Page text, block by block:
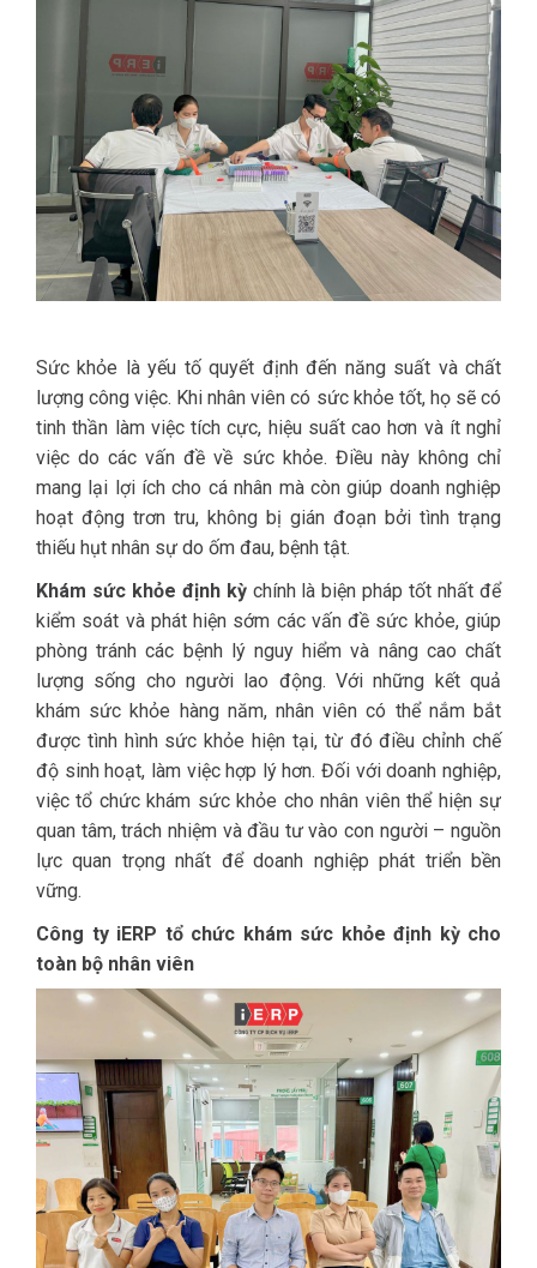
Sức khỏe là yếu tố quyết định đến năng suất và chất
lượng công việc. Khi nhân viên có sức khỏe tốt, họ sẽ có
tinh thần làm việc tích cực, hiệu suất cao hơn và ít nghỉ
việc do các vấn đề về sức khỏe. Điều này không chỉ
mang lại lợi ích cho cá nhân mà còn giúp doanh nghiệp
hoạt động trơn tru, không bị gián đoạn bởi tình trạng
thiếu hụt nhân sự do ốm đau, bệnh tật.
Khám sức khỏe định kỳchính là biện pháp tốt nhất để
kiểm soát và phát hiện sớm các vấn đề sức khỏe, giúp
phòng tránh các bệnh lý nguy hiểm và nâng cao chất
lượng sống cho người lao động. Với những kết quả
khám sức khỏe hàng năm, nhân viên có thể nắm bắt
được tình hình sức khỏe hiện tại, từ đó điều chỉnh chế
độ sinh hoạt, làm việc hợp lý hơn. Đối với doanh nghiệp,
việc tổ chức khám sức khỏe cho nhân viên thể hiện sự
quan tâm, trách nhiệm và đầu tư vào con người – nguồn
lực quan trọng nhất để doanh nghiệp phát triển bền
vững.
Công ty iERP tổ chức khám sức khỏe định kỳ cho
toàn bộ nhân viên